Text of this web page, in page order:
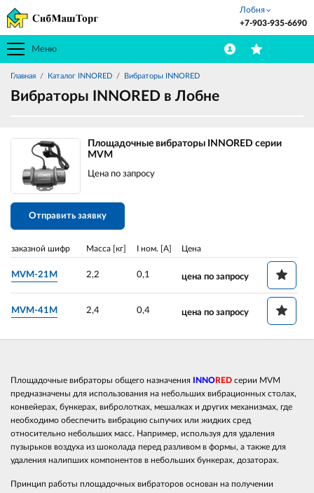
Меню
Лобня
+7-903-935-6690
Главная Каталог INNORED Вибраторы INNORED
Вибраторы INNORED в Лобне
Площадочные вибраторы INNORED серии
MVM
Цена по запросу
Отправить заявку
заказной шифр Масса [кг] I ном. [A] Цена
MVM-21M 2,2 0,1 цена по запросу
MVM-41M 2,4 0,4 цена по запросу
Площадочные вибраторы общего назначения INNORED серии MVM
предназначены для использования на небольших вибрационных столах,
конвейерах, бункерах, вибролотках, мешалках и других механизмах, где
необходимо обеспечить вибрацию сыпучих или жидких сред
относительно небольших масс. Например, используя для удаления
пузырьков воздуха из шоколада перед разливом в формы, а также для
удаления налипших компонентов в небольших бункерах, дозаторах.
Принцип работы площадочных вибраторов основан на получении